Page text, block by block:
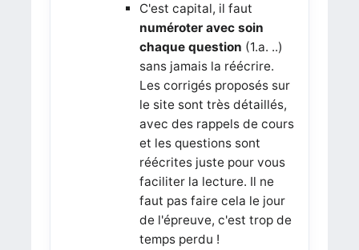
C'est capital, il faut
numéroter avec soin
chaque question (1.a. ..)
sans jamais la réécrire.
Les corrigés proposés sur
le site sont très détaillés,
avec des rappels de cours
et les questions sont
réécrites juste pour vous
faciliter la lecture. Il ne
faut pas faire cela le jour
de l'épreuve, c'est trop de
temps perdu !